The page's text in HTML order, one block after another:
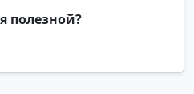
полезной?